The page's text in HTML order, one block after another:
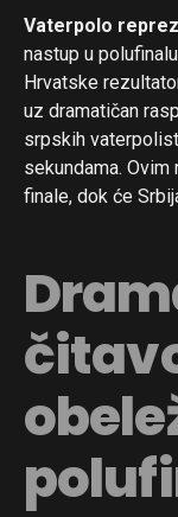
Vaterpolo
nastup u polufinalu
Hrvatske
uz dramatičan
srpskih
sekundama.
finale, dok će